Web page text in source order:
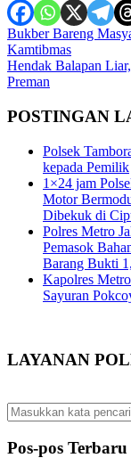
Navigasi
pos
Bukber Bareng
Kamtibmas
Hendak Balapan
Preman
POSTINGAN
Polsek
kepada Pemilik
1×24 jam
Motor
Dibekuk di
Polres Metro
Pemasok
Barang Bukti
Kapolres
Sayuran
LAYANAN
Pos-pos Terbaru